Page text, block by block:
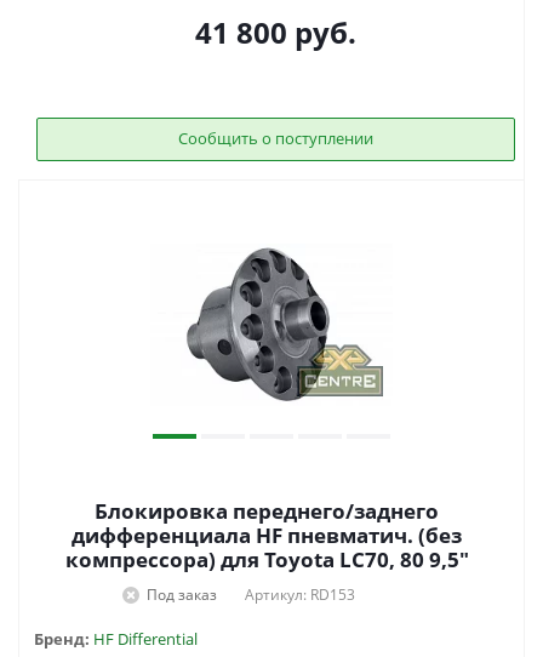
41 800 руб.
Сообщить о поступлении
Блокировка переднего/заднего
дифференциала HF пневматич. (без
компрессора) для Toyota LC70, 80 9,5"
Под заказ Артикул: RD153
Бренд: HF Differential